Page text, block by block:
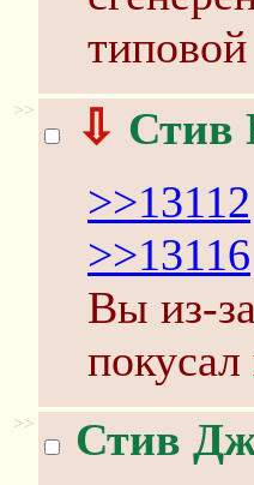
>> ⇩ Стив
>>13112
>>13116
Вы из-
покусал
>> Стив